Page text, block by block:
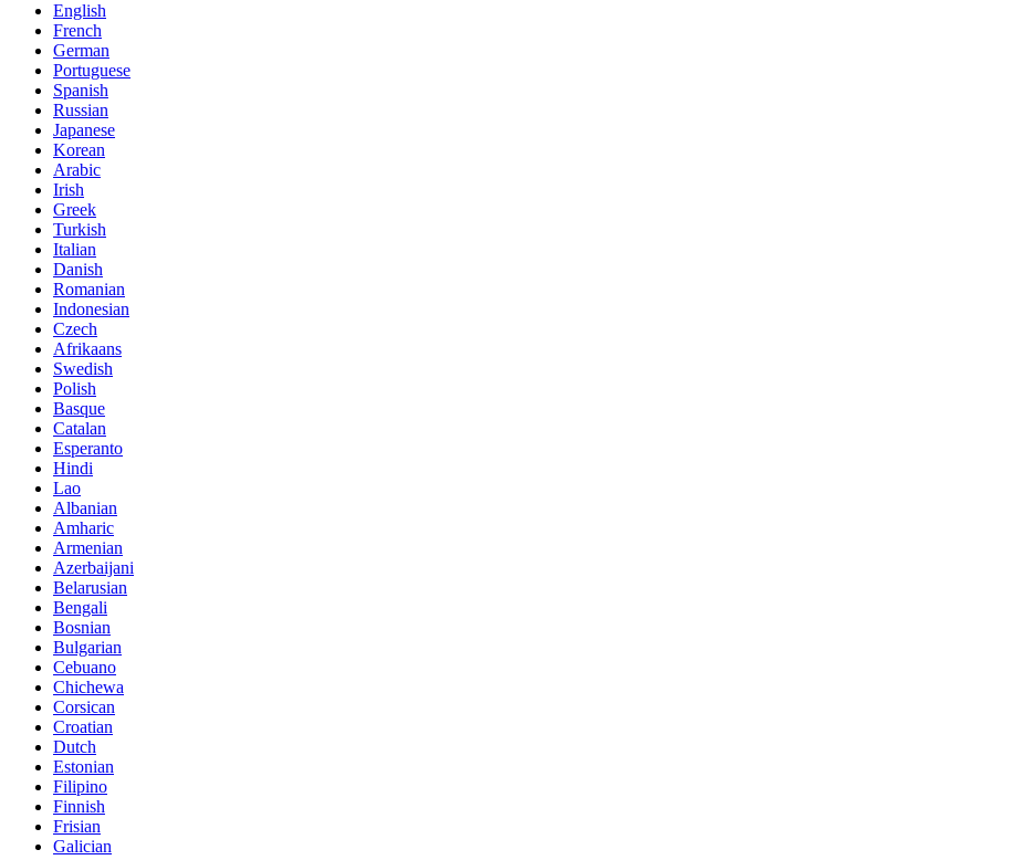
English
French
German
Portuguese
Spanish
Russian
Japanese
Korean
Arabic
Irish
Greek
Turkish
Italian
Danish
Romanian
Indonesian
Czech
Afrikaans
Swedish
Polish
Basque
Catalan
Esperanto
Hindi
Lao
Albanian
Amharic
Armenian
Azerbaijani
Belarusian
Bengali
Bosnian
Bulgarian
Cebuano
Chichewa
Corsican
Croatian
Dutch
Estonian
Filipino
Finnish
Frisian
Galician